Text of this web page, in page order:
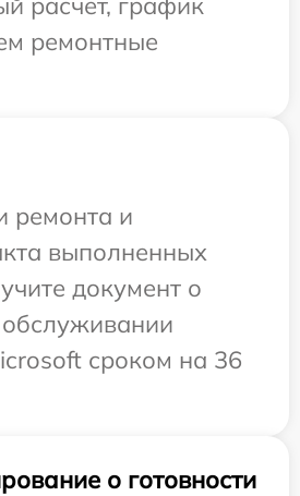
ремонтные
ремонта и
выполненных
документ о
сроком на 36
о готовности